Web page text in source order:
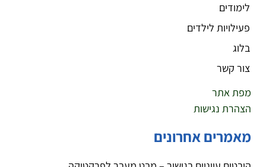
לימודים
פעילויות לילדים
בלוג
צור קשר
מפת אתר
הצהרת נגישות
מאמרים אחרונים